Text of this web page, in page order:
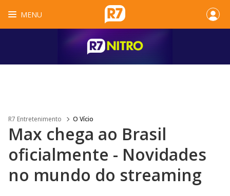
MENU
R7 Entretenimento O Vício
Max chega ao Brasil
oficialmente - Novidades
no mundo do streaming